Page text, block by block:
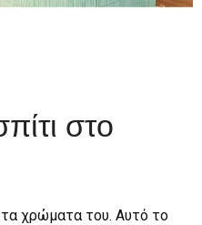
στο
τα χρώματα του. Αυτό το